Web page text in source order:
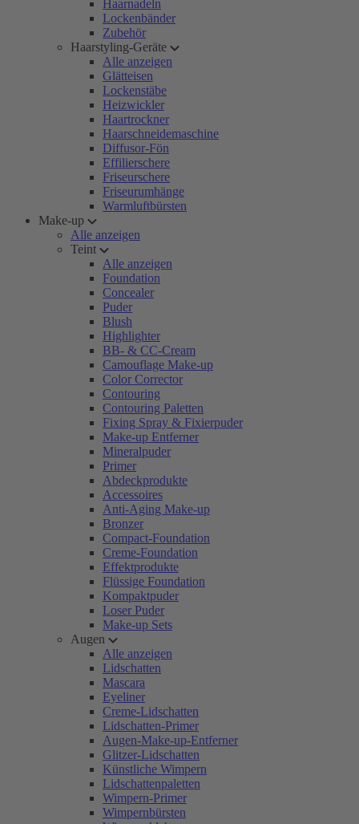
Haarnadeln
Lockenbänder
Zubehör
Haarstyling-Geräte
Alle anzeigen
Glätteisen
Lockenstäbe
Heizwickler
Haartrockner
Haarschneidemaschine
Diffusor-Fön
Effilierschere
Friseurschere
Friseurumhänge
Warmluftbürsten
Make-up
Alle anzeigen
Teint
Alle anzeigen
Foundation
Concealer
Puder
Blush
Highlighter
BB- & CC-Cream
Camouflage Make-up
Color Corrector
Contouring
Contouring Paletten
Fixing Spray & Fixierpuder
Make-up Entferner
Mineralpuder
Primer
Abdeckprodukte
Accessoires
Anti-Aging Make-up
Bronzer
Compact-Foundation
Creme-Foundation
Effektprodukte
Flüssige Foundation
Kompaktpuder
Loser Puder
Make-up Sets
Augen
Alle anzeigen
Lidschatten
Mascara
Eyeliner
Creme-Lidschatten
Lidschatten-Primer
Augen-Make-up-Entferner
Glitzer-Lidschatten
Künstliche Wimpern
Lidschattenpaletten
Wimpern-Primer
Wimpernbürsten